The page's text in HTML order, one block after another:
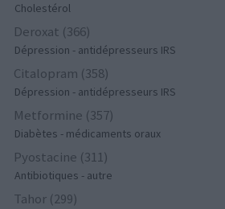
Cholestérol
Deroxat (366)
Dépression - antidépresseurs IRS
Citalopram (358)
Dépression - antidépresseurs IRS
Metformine (357)
Diabètes - médicaments oraux
Pyostacine (311)
Antibiotiques - autre
Tahor (299)